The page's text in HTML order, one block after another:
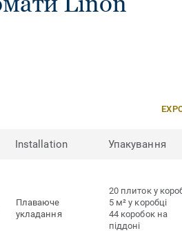
Installation Упакування
Плаваюче
укладання
20 плиток у
5 м² у коробці
44 коробок на
піддоні